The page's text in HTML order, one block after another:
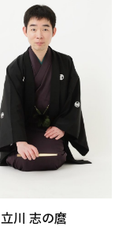
立川 志の麿